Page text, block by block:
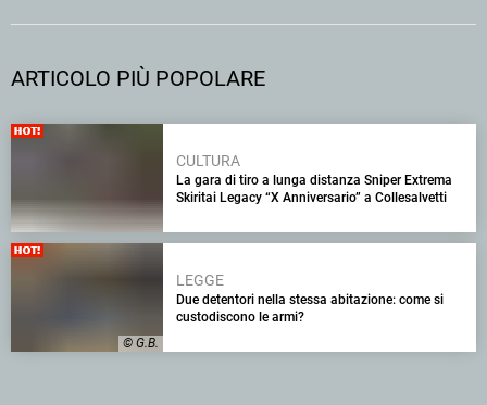
ARTICOLO PIÙ POPOLARE
CULTURA
La gara di tiro a lunga distanza Sniper Extrema
Skiritai Legacy “X Anniversario” a Collesalvetti
© G.B.
LEGGE
Due detentori nella stessa abitazione: come si
custodiscono le armi?